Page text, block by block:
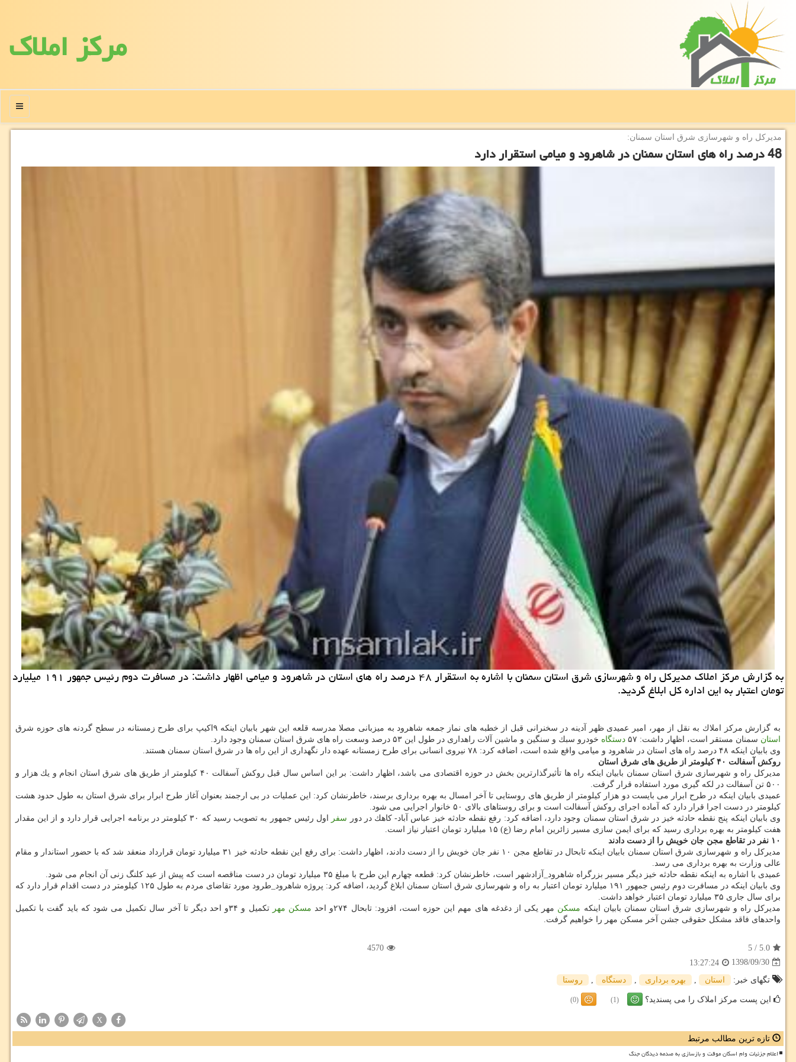
مركز املاك
منو
مدیركل راه و شهرسازی شرق استان سمنان:
48 درصد راه های استان سمنان در شاهرود و میامی استقرار دارد
به گزارش مركز املاك مدیركل راه و شهرسازی شرق استان سمنان با اشاره به استقرار ۴۸ درصد راه های استان در شاهرود و میامی اظهار داشت: در مسافرت دوم رئیس جمهور ۱۹۱ میلیارد
تومان اعتبار به این اداره كل ابلاغ گردید.
به گزارش مركز املاك به نقل از مهر، امیر عمیدی ظهر آدینه در سخنرانی قبل از خطبه های نماز جمعه شاهرود به میزبانی مصلا مدرسه قلعه این شهر بابیان اینكه ۹اكیپ برای طرح زمستانه در سطح گردنه های حوزه شرق
استان سمنان مستقر است، اظهار داشت: ۵۷ دستگاه خودرو سبك و سنگین و ماشین آلات راهداری در طول این ۵۳ درصد وسعت راه های شرق استان سمنان وجود دارد.
وی بابیان اینكه ۴۸ درصد راه های استان در شاهرود و میامی واقع شده است، اضافه كرد: ۷۸ نیروی انسانی برای طرح زمستانه عهده دار نگهداری از این راه ها در شرق استان سمنان هستند.
روكش آسفالت ۴۰ كیلومتر از طریق های شرق استان
مدیركل راه و شهرسازی شرق استان سمنان بابیان اینكه راه ها تأثیرگذارترین بخش در حوزه اقتصادی می باشد، اظهار داشت: بر این اساس سال قبل روكش آسفالت ۴۰ كیلومتر از طریق های شرق استان انجام و یك هزار و
۵۰۰ تن آسفالت در لكه گیری مورد استفاده قرار گرفت.
عمیدی بابیان اینكه در طرح ابرار می بایست دو هزار كیلومتر از طریق های روستایی تا آخر امسال به بهره برداری برسند، خاطرنشان كرد: این عملیات در بی ارجمند بعنوان آغاز طرح ابرار برای شرق استان به طول حدود هشت
كیلومتر در دست اجرا قرار دارد كه آماده اجرای روكش آسفالت است و برای روستاهای بالای ۵۰ خانوار اجرایی می شود.
وی بابیان اینكه پنج نقطه حادثه خیز در شرق استان سمنان وجود دارد، اضافه كرد: رفع نقطه حادثه خیز عباس آباد- كاهك در دور سفر
اول رئیس جمهور به تصویب رسید كه ۳۰ كیلومتر در برنامه اجرایی قرار دارد و از این مقدار
هفت كیلومتر به بهره برداری رسید كه برای ایمن سازی مسیر زائرین امام رضا (ع) ۱۵ میلیارد تومان اعتبار نیاز است.
۱۰ نفر در تقاطع مجن جان خویش را از دست دادند
مدیركل راه و شهرسازی شرق استان سمنان بابیان اینكه تابحال در تقاطع مجن ۱۰ نفر جان خویش را از دست دادند، اظهار داشت: برای رفع این نقطه حادثه خیز ۳۱ میلیارد تومان قرارداد منعقد شد كه با حضور استاندار و مقام
عالی وزارت به بهره برداری می رسد.
عمیدی با اشاره به اینكه نقطه حادثه خیز دیگر مسیر بزرگراه شاهرود_آزادشهر است، خاطرنشان كرد: قطعه چهارم این طرح با مبلغ ۳۵ میلیارد تومان در دست مناقصه است كه پیش از عید كلنگ زنی آن انجام می شود.
وی بابیان اینكه در مسافرت دوم رئیس جمهور ۱۹۱ میلیارد تومان اعتبار به راه و شهرسازی شرق استان سمنان ابلاغ گردید، اضافه كرد: پروژه شاهرود_طرود مورد تقاضای مردم به طول ۱۲۵ كیلومتر در دست اقدام قرار دارد كه
برای سال جاری ۳۵ میلیارد تومان اعتبار خواهد داشت.
مدیركل راه و شهرسازی شرق استان سمنان بابیان اینكه مسكن مهر یكی از دغدغه های مهم این حوزه است، افزود: تابحال ۲۷۴و احد مسكن مهر
تكمیل و ۳۴و احد دیگر تا آخر سال تكمیل می شود كه باید گفت با تكمیل
واحدهای فاقد مشكل حقوقی جشن آخر مسكن مهر را خواهیم گرفت.
5.0
/
5
4570
1398/09/30
13:27:24
تگهای خبر:
استان , بهره برداری , دستگاه , روستا
این پست مرکز املاک را می پسندید؟ (1)
(0)
X
تازه ترین مطالب مرتبط
اعلام جزئیات وام اسکان موقت و بازسازی به صدمه دیدگان جنگ